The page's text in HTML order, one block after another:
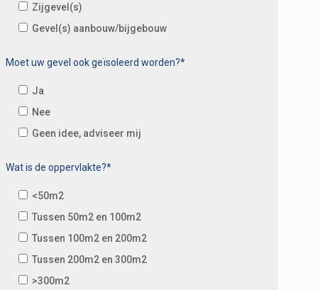
Zijgevel(s)
Gevel(s) aanbouw/bijgebouw
Moet uw gevel ook geïsoleerd worden?*
Ja
Nee
Geen idee, adviseer mij
Wat is de oppervlakte?*
<50m2
Tussen 50m2 en 100m2
Tussen 100m2 en 200m2
Tussen 200m2 en 300m2
>300m2